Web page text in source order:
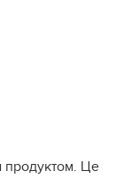
продуктом. Це